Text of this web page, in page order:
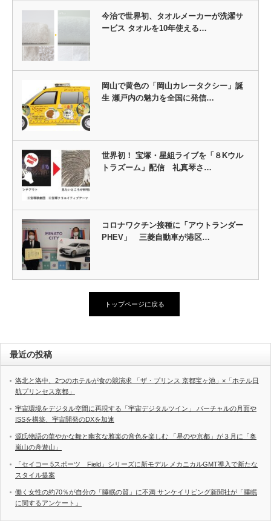
今治で世界初、タオルメーカーが洗濯サ
ービス タオルを10年使える…
岡山で黄色の「岡山カレータクシー」誕
生 瀬戸内の魅力を全国に発信…
世界初！ 宝塚・星組ライブを「８Kウル
トラズーム」配信 礼真琴さ…
コロナワクチン接種に「アウトランダー
PHEV」 三菱自動車が港区…
トップページに戻る
最近の投稿
洛北と洛中、2つのホテルが食の競演求 「ザ・プリンス 京都宝ヶ池」×「ホテル日
航プリンセス京都」
宇宙環境をデジタル空間に再現する「宇宙デジタルツイン」 バーチャルの月面や
ISSを構築、宇宙開発のDXを加速
源氏物語の華やかな舞と幽玄な雅楽の音色を楽しむ 「星のや京都」が３月に「奥
嵐山の舟遊山」
「セイコー 5スポーツ Field」シリーズに新モデル メカニカルGMT導入で新たな
スタイル提案
働く女性の約70％が自分の「睡眠の質」に不満 サンケイリビング新聞社が「睡眠
に関するアンケート」